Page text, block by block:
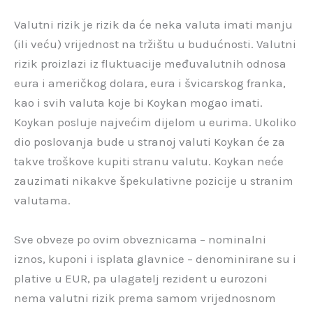
Valutni rizik je rizik da će neka valuta imati manju
(ili veću) vrijednost na tržištu u budućnosti. Valutni
rizik proizlazi iz fluktuacije međuvalutnih odnosa
eura i američkog dolara, eura i švicarskog franka,
kao i svih valuta koje bi Koykan mogao imati.
Koykan posluje najvećim dijelom u eurima. Ukoliko
dio poslovanja bude u stranoj valuti Koykan će za
takve troškove kupiti stranu valutu. Koykan neće
zauzimati nikakve špekulativne pozicije u stranim
valutama.
Sve obveze po ovim obveznicama – nominalni
iznos, kuponi i isplata glavnice – denominirane su i
plative u EUR, pa ulagatelj rezident u eurozoni
nema valutni rizik prema samom vrijednosnom